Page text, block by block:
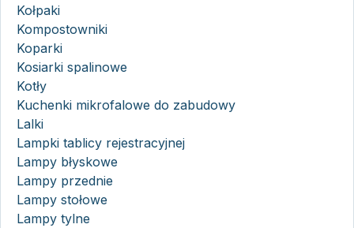
Kołpaki
Kompostowniki
Koparki
Kosiarki spalinowe
Kotły
Kuchenki mikrofalowe do zabudowy
Lalki
Lampki tablicy rejestracyjnej
Lampy błyskowe
Lampy przednie
Lampy stołowe
Lampy tylne